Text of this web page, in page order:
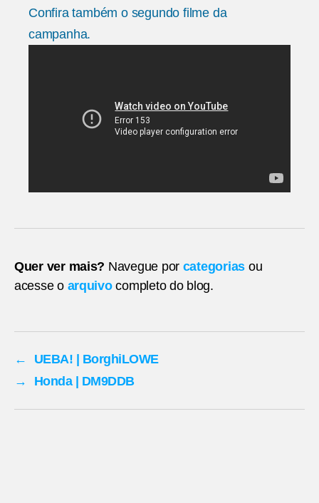
Confira também o segundo filme da
campanha.
Quer ver mais? Navegue por categorias ou
acesse o arquivocompleto do blog.
←
UEBA! | BorghiLOWE
→
Honda | DM9DDB